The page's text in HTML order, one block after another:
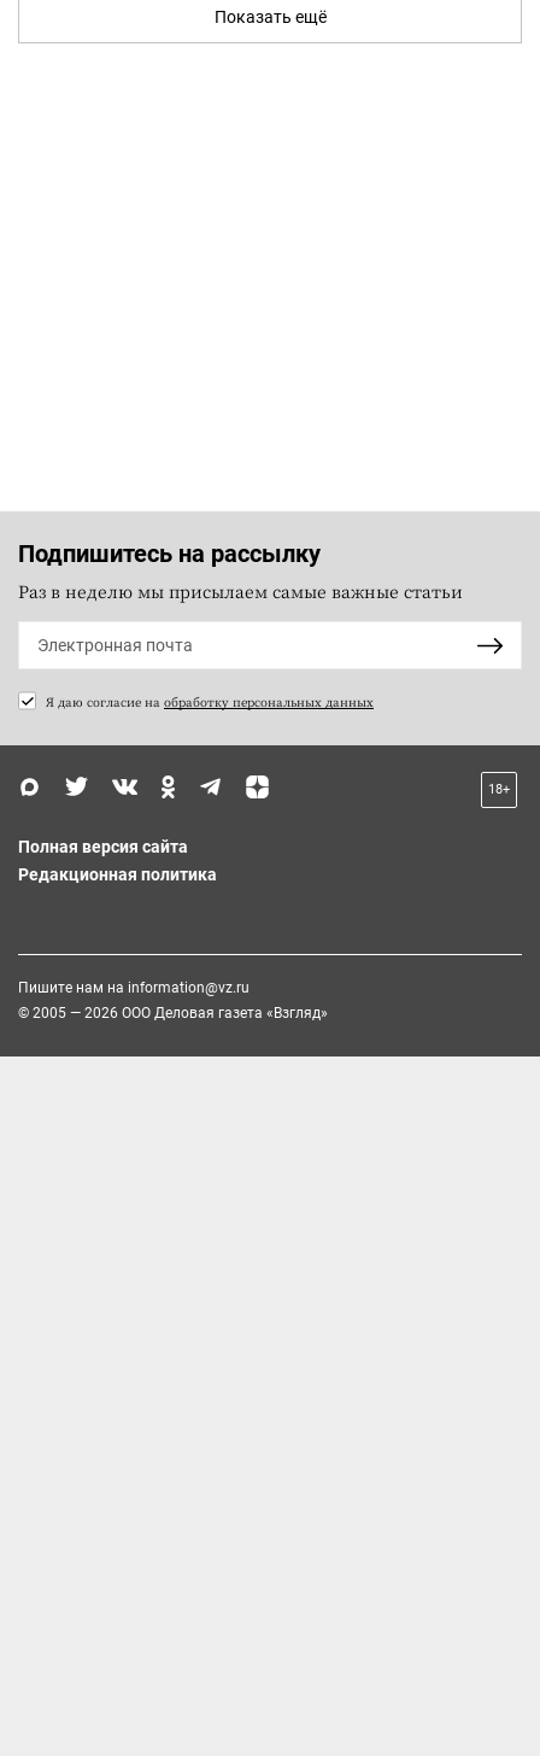
Показать ещё
Подпишитесь на рассылку
Раз в неделю мы присылаем самые важные статьи
Я даю согласие на обработку персональных данных
18+
Полная версия сайта
Редакционная политика
Пишите нам на information@vz.ru
© 2005 — 2026 ООО Деловая газета «Взгляд»